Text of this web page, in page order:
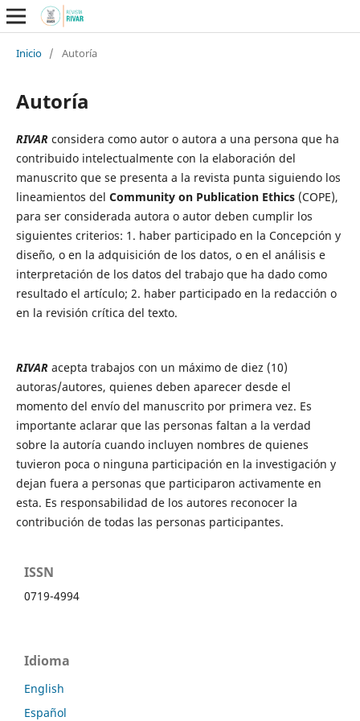
Inicio / Autoría
Autoría
RIVARconsidera como autor o autora a una persona que ha
contribuido intelectualmente con la elaboración del
manuscrito que se presenta a la revista punta siguiendo los
lineamientos del Community on Publication Ethics(COPE),
para ser considerada autora o autor deben cumplir los
siguientes criterios: 1. haber participado en la Concepción y
diseño, o en la adquisición de los datos, o en el análisis e
interpretación de los datos del trabajo que ha dado como
resultado el artículo; 2. haber participado en la redacción o
en la revisión crítica del texto.
RIVARacepta trabajos con un máximo de diez (10)
autoras/autores, quienes deben aparecer desde el
momento del envío del manuscrito por primera vez. Es
importante aclarar que las personas faltan a la verdad
sobre la autoría cuando incluyen nombres de quienes
tuvieron poca o ninguna participación en la investigación y
dejan fuera a personas que participaron activamente en
esta. Es responsabilidad de los autores reconocer la
contribución de todas las personas participantes.
ISSN
0719-4994
Idioma
English
Español